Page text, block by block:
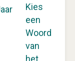
Kies
een
Woord
van
het